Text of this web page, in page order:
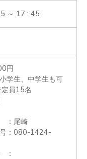
～ 17 : 45
円
学生、中学生も可
定員15名
崎
1424-